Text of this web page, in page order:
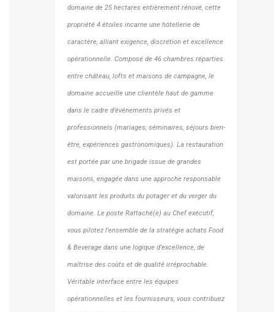
domaine de 25 hectares entièrement rénové, cette
propriété 4 étoiles incarne une hôtellerie de
caractère, alliant exigence, discrétion et excellence
opérationnelle. Composé de 46 chambres réparties
entre château, lofts et maisons de campagne, le
domaine accueille une clientèle haut de gamme
dans le cadre d’événements privés et
professionnels (mariages, séminaires, séjours bien-
être, expériences gastronomiques). La restauration
est portée par une brigade issue de grandes
maisons, engagée dans une approche responsable
valorisant les produits du potager et du verger du
domaine. Le poste Rattaché(e) au Chef exécutif,
vous pilotez l’ensemble de la stratégie achats Food
& Beverage dans une logique d’excellence, de
maîtrise des coûts et de qualité irréprochable.
Véritable interface entre les équipes
opérationnelles et les fournisseurs, vous contribuez